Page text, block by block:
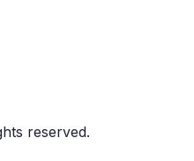
reserved.